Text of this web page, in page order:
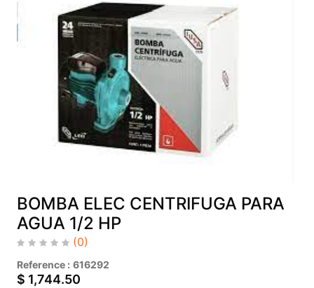
BOMBA ELEC CENTRIFUGA PARA
AGUA 1/2 HP
(0)
Reference : 616292
$ 1,744.50